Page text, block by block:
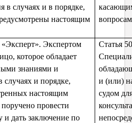
в случаях и в порядке,
настоящим
«Эксперт». Экспертом
которое обладает
знаниями и
случаях и порядке,
настоящим
провести
и дать заключение по
Статья
и (или)
судом